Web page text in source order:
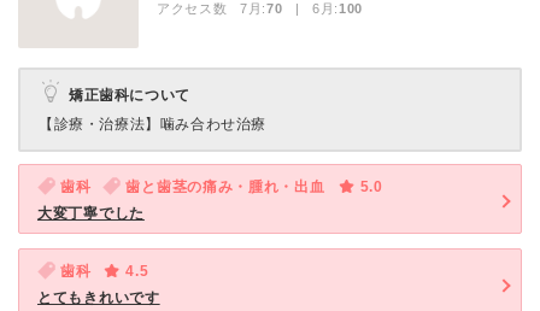
アクセス数 7月:70 | 6月:100
矯正歯科について
【診療・治療法】 噛み合わせ治療
歯科 歯と歯茎の痛み・腫れ・出血
5.0
大変丁寧でした
歯科
4.5
とてもきれいです